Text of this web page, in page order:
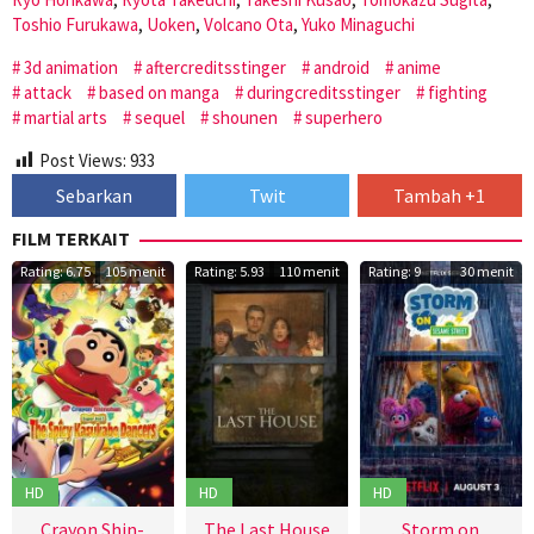
Toshio Furukawa, Uoken, Volcano Ota, Yuko Minaguchi
3d animation
aftercreditsstinger android
anime
attack
based on manga duringcreditsstinger
fighting
martial arts
sequel shounen
superhero
Post Views: 933
Sebarkan Twit
Tambah +1
FILM TERKAIT
Rating: 6.75 105 menit
HD
Crayon Shin-
Rating: 5.93 110 menit
HD
The Last House
Rating: 9 30 menit
HD
Storm on